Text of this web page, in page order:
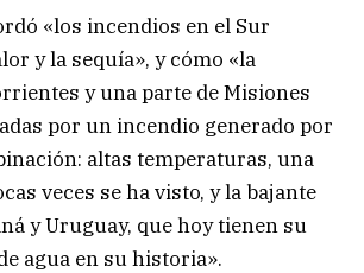
«los incendios en el Sur
y la sequía», y cómo «la
y una parte de Misiones
por un incendio generado por
altas temperaturas, una
veces se ha visto, y la bajante
y Uruguay, que hoy tienen su
agua en su historia».